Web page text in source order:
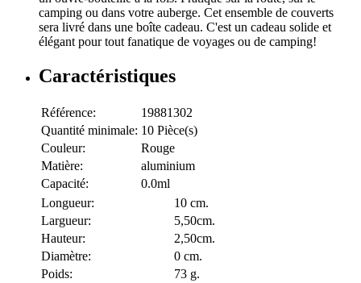
camping ou dans votre auberge. Cet ensemble de couverts
sera livré dans une boîte cadeau. C'est un cadeau solide et
élégant pour tout fanatique de voyages ou de camping!
Caractéristiques
Référence:
19881302
Quantité minimale: 10 Pièce(s)
Couleur:
Rouge
Matière:
aluminium
Capacité:
0.0ml
Longueur:
10 cm.
Largueur:
5,50cm.
Hauteur:
2,50cm.
Diamètre:
0 cm.
Poids:
73 g.